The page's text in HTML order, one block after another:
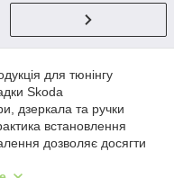
для тюнінгу
Skoda
дзеркала та ручки
встановлення
дозволяє досягти